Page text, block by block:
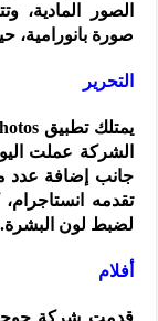
الصور المادية،
صورة بانورامية،
التحرير
الشركة عملت
تقدمه
لضبط لون البشرة.
أفلام